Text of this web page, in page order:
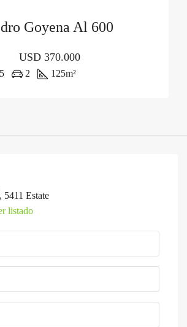
Goyena Al 600
USD 370.000
2 125m²
5411 Estate
listado